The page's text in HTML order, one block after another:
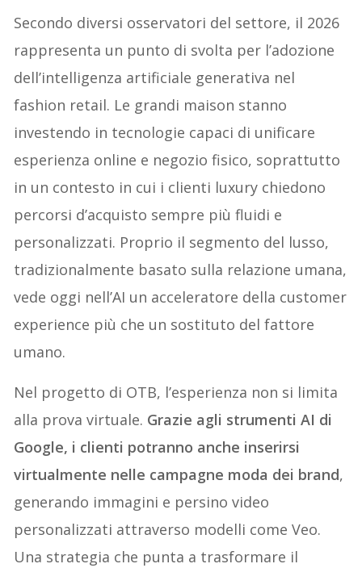
Secondo diversi osservatori del settore, il 2026
rappresenta un punto di svolta per l’adozione
dell’intelligenza artificiale generativa nel
fashion retail. Le grandi maison stanno
investendo in tecnologie capaci di unificare
esperienza online e negozio fisico, soprattutto
in un contesto in cui i clienti luxury chiedono
percorsi d’acquisto sempre più fluidi e
personalizzati. Proprio il segmento del lusso,
tradizionalmente basato sulla relazione umana,
vede oggi nell’AI un acceleratore della customer
experience più che un sostituto del fattore
umano.
Nel progetto di OTB, l’esperienza non si limita
alla prova virtuale. Grazie agli strumenti AI di
Google, i clienti potranno anche inserirsi
virtualmente nelle campagne moda dei brand,
generando immagini e persino video
personalizzati attraverso modelli come Veo.
Una strategia che punta a trasformare il